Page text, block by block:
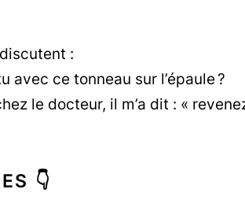
:
avec ce tonneau sur l’épaule ?
le docteur, il m’a dit : «
👇